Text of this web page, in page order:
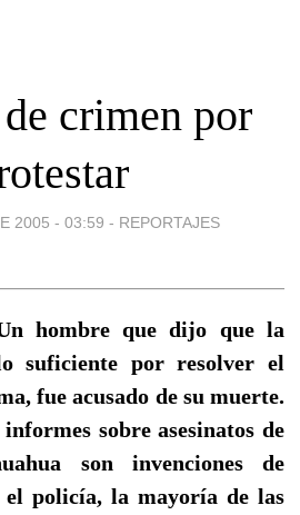
crimen por
2005 - 03:59 - REPORTAJES
hombre que dijo que la
suficiente por resolver el
fue acusado de su muerte.
sobre asesinatos de
son invenciones de
el policía, la mayoría de las